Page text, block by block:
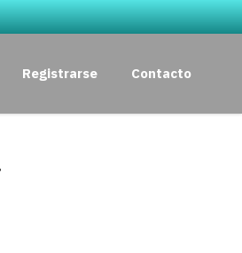
Registrarse Contacto